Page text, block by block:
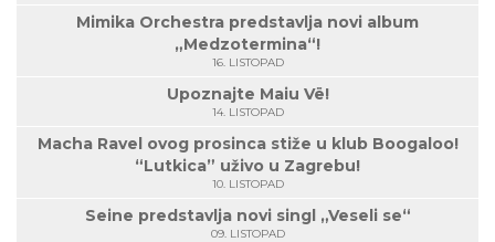
Mimika Orchestra predstavlja novi album
„Medzotermina“!
16. LISTOPAD
Upoznajte Maiu Vë!
14. LISTOPAD
Macha Ravel ovog prosinca stiže u klub Boogaloo!
“Lutkica” uživo u Zagrebu!
10. LISTOPAD
Seine predstavlja novi singl „Veseli se“
09. LISTOPAD